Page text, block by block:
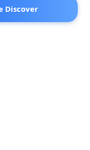
Discover